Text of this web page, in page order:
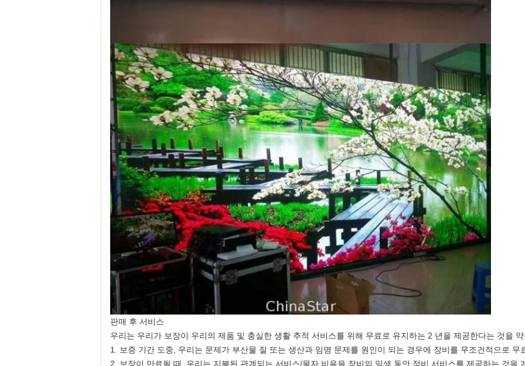
판매 후 서비스
우리는 우리가 보장이 우리의 제품 및 충실한 생활 추적 서비스를 위해 무료로 유지하는 2 년을 제공한다는 것을
1. 보증 기간 도중, 우리는 문제가 부산물 질 또는 생산과 임명 문제를 원인이 되는 경우에 장비를 무조건적으로 무
2. 보장이 만료될 때. 우리는 지불된 관계되는 서비스/물자 비용을 장비의 일생 동안 정비 서비스를 제공하는 것을